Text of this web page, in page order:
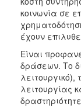
κοινωνία σε
έχουν
Είναι
δράσεων. Το
λειτουργικό),
λειτουργίας